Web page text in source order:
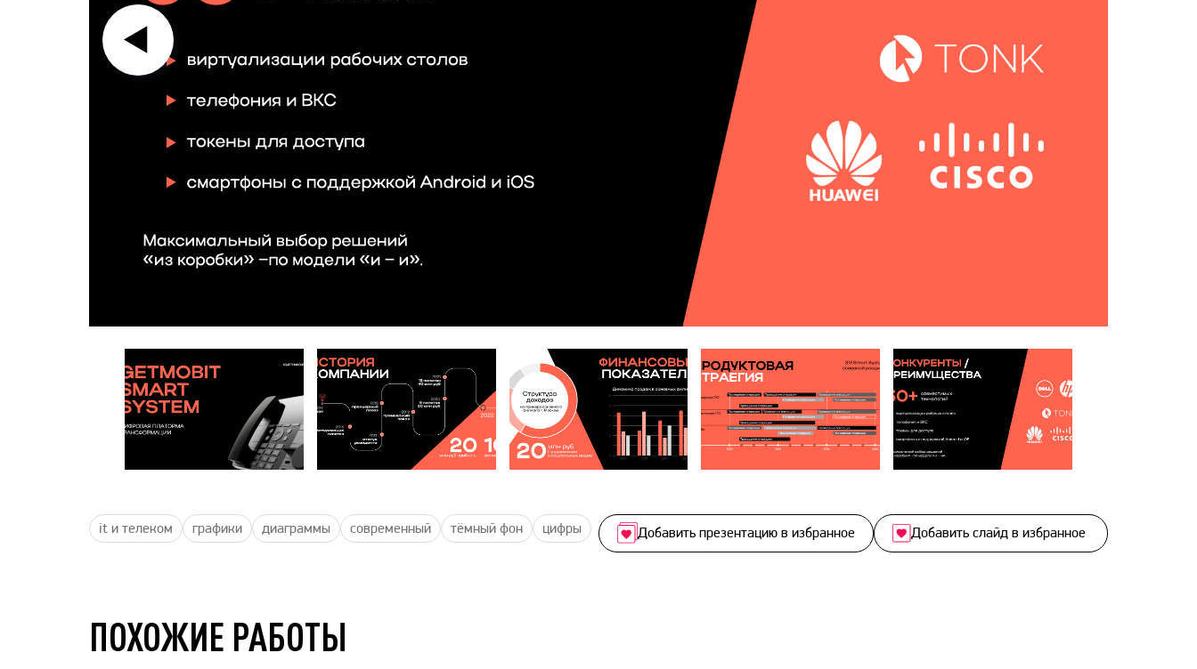
it и телеком графики диаграммы современный тёмный фон цифры Добавить презентацию в избранное Добавить слайд в избранное
ПОХОЖИЕ РАБОТЫ